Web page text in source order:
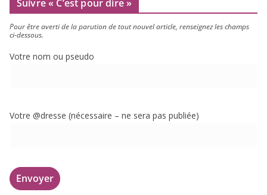
Suivre « C’est pour dire »
Pour être aver­ti de la paru­tion de tout nou­vel article, ren­sei­gnez les champs
ci-dessous.
Votre nom ou pseudo
Votre @dresse (néces­saire – ne sera pas publiée)